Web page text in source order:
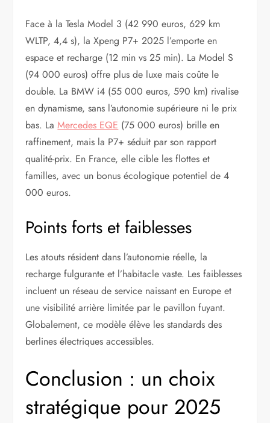
Face à la Tesla Model 3 (42 990 euros, 629 km
WLTP, 4,4 s), la Xpeng P7+ 2025 l’emporte en
espace et recharge (12 min vs 25 min). La Model S
(94 000 euros) offre plus de luxe mais coûte le
double. La BMW i4 (55 000 euros, 590 km) rivalise
en dynamisme, sans l’autonomie supérieure ni le prix
bas. LaMercedes EQE (75 000 euros) brille en
raffinement, mais la P7+ séduit par son rapport
qualité-prix. En France, elle cible les flottes et
familles, avec un bonus écologique potentiel de 4
000 euros.
Points forts et faiblesses
Les atouts résident dans l’autonomie réelle, la
recharge fulgurante et l’habitacle vaste. Les faiblesses
incluent un réseau de service naissant en Europe et
une visibilité arrière limitée par le pavillon fuyant.
Globalement, ce modèle élève les standards des
berlines électriques accessibles.
Conclusion : un choix
stratégique pour 2025